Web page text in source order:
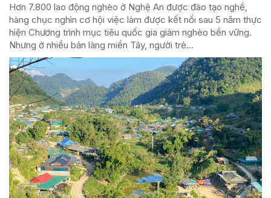
Hơn 7.800 lao động nghèo ở Nghệ An được đào tạo nghề,
hàng chục nghìn cơ hội việc làm được kết nối sau 5 năm thực
hiện Chương trình mục tiêu quốc gia giảm nghèo bền vững.
Nhưng ở nhiều bản làng miền Tây, người trẻ...